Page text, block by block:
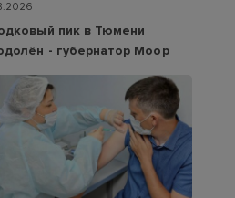
пик в Тюмени
- губернатор Моор